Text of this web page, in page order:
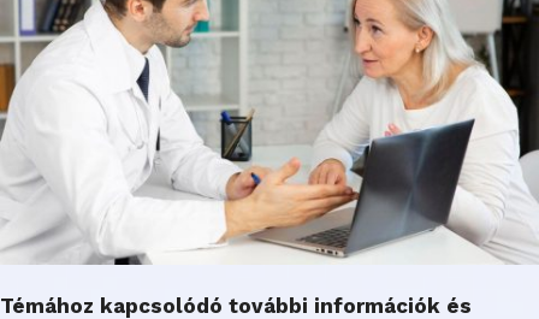
Témához kapcsolódó további információk és